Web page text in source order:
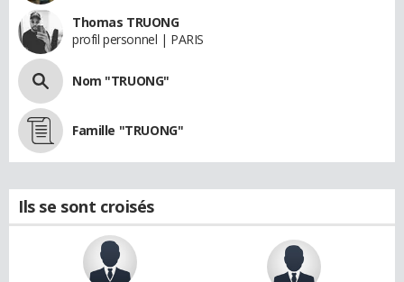
Thomas TRUONG
profil personnel | PARIS
Nom "TRUONG"
Famille "TRUONG"
Ils se sont croisés